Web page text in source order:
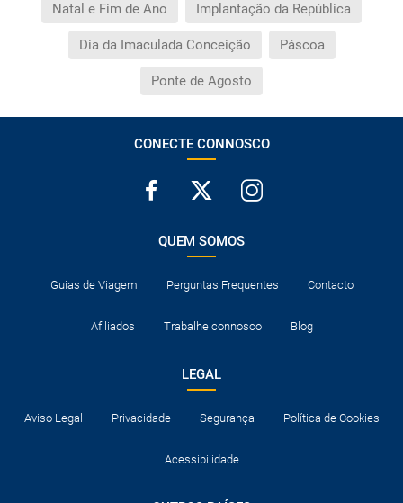
Natal e Fim de Ano Implantação da República
Dia da Imaculada Conceição Páscoa
Ponte de Agosto
CONECTE CONNOSCO
QUEM SOMOS
Guias de Viagem Perguntas Frequentes Contacto
Afiliados Trabalhe connosco Blog
LEGAL
Aviso Legal Privacidade Segurança Política de Cookies
Acessibilidade